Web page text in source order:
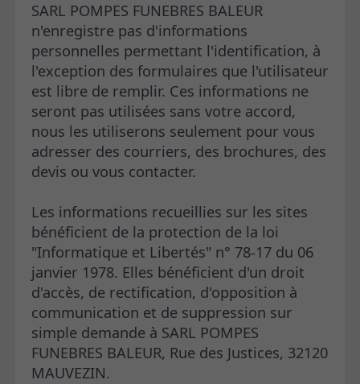
SARL POMPES FUNEBRES BALEUR
n'enregistre pas d'informations
personnelles permettant l'identification, à
l'exception des formulaires que l'utilisateur
est libre de remplir. Ces informations ne
seront pas utilisées sans votre accord,
nous les utiliserons seulement pour vous
adresser des courriers, des brochures, des
devis ou vous contacter.
Les informations recueillies sur les sites
bénéficient de la protection de la loi
"Informatique et Libertés" n° 78-17 du 06
janvier 1978. Elles bénéficient d'un droit
d'accès, de rectification, d'opposition à
communication et de suppression sur
simple demande à SARL POMPES
FUNEBRES BALEUR, Rue des Justices, 32120
MAUVEZIN.